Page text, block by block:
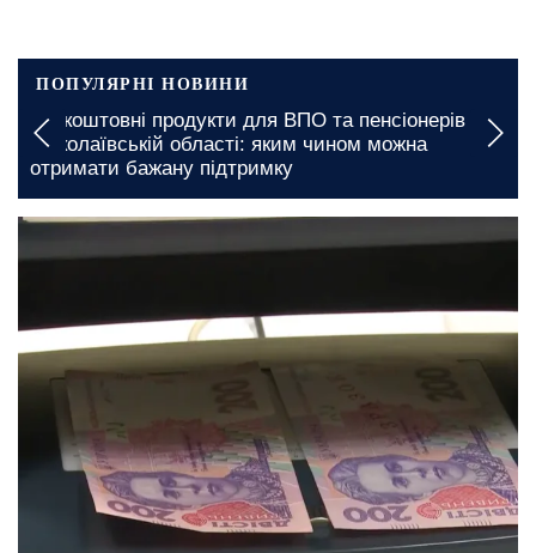
ПОПУЛЯРНІ НОВИНИ
Підвищення тарифів на комунальні послуги в
Полтавській області: з якою вартістю мешканці
стикнуться у платіжках
сьогодні, 22:00